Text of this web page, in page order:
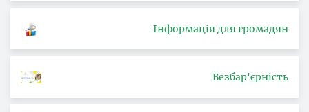
Інформація для громадян
Безбар'єрність